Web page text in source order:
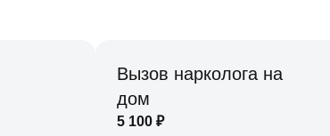
Вызов нарколога на
дом
5 100 ₽